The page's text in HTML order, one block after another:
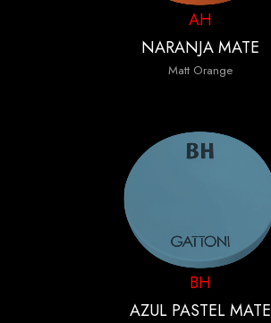
AH
NARANJA MATE
Matt Orange
BH
AZUL PASTEL MATE